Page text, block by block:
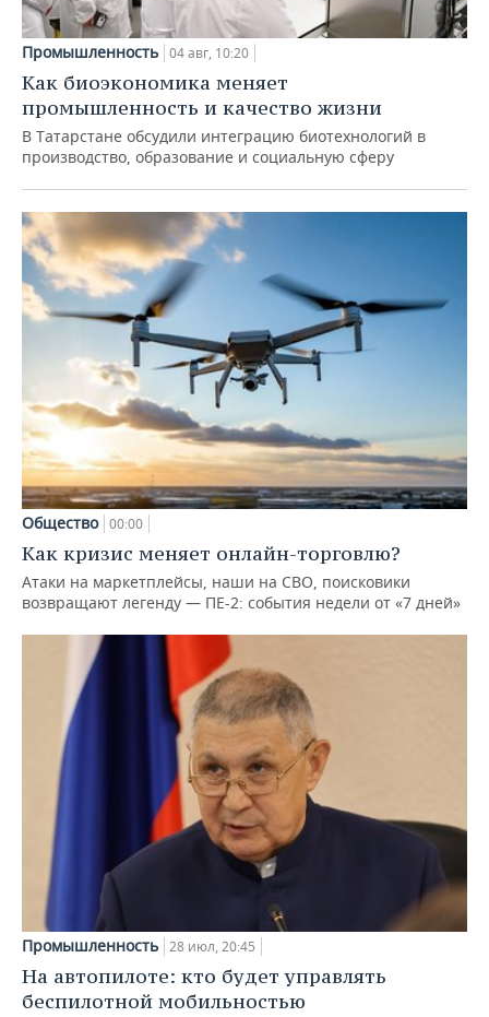
Промышленность 04 авг, 10:20
Как биоэкономика меняет
промышленность и качество жизни
В Татарстане обсудили интеграцию биотехнологий в
производство, образование и социальную сферу
Общество 00:00
Как кризис меняет онлайн-торговлю?
Атаки на маркетплейсы, наши на СВО, поисковики
возвращают легенду — ПЕ-2: события недели от «7 дней»
Промышленность 28 июл, 20:45
На автопилоте: кто будет управлять
беспилотной мобильностью